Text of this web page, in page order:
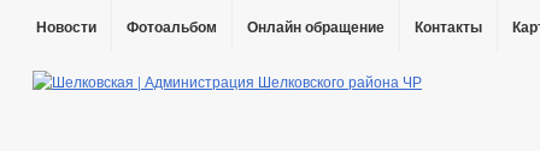
Новости Фотоальбом Онлайн обращение Контакты